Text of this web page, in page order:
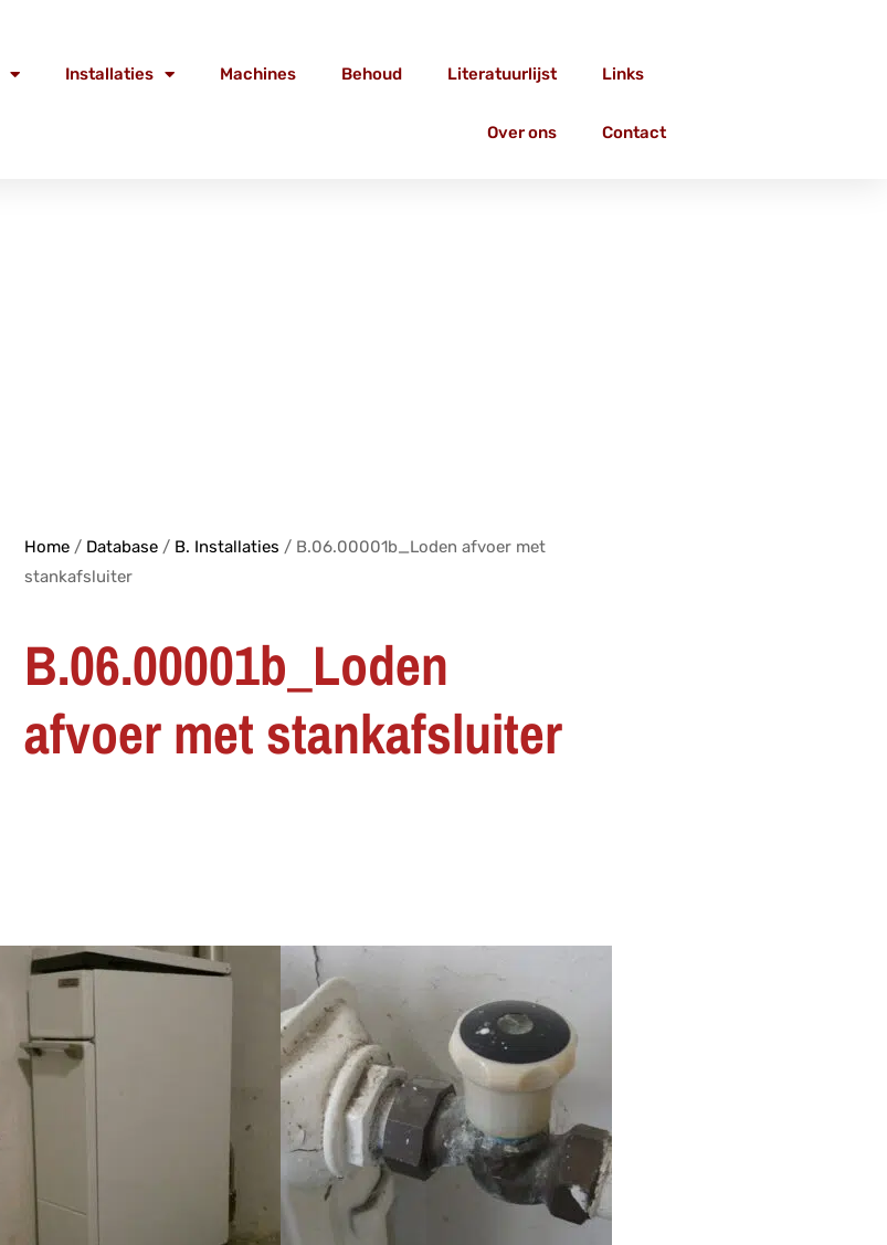
Installaties Machines Behoud Literatuurlijst Links
Over ons Contact
Home/ Database/ B. Installaties / B.06.00001b_Loden afvoer met
stankafsluiter
B.06.00001b_Loden
afvoer met stankafsluiter